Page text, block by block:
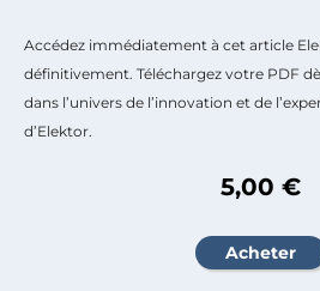
Accédez immédiatement à cet article
définitivement. Téléchargez votre PDF
dans l’univers de l’innovation et de
d’Elektor.
5,00 €